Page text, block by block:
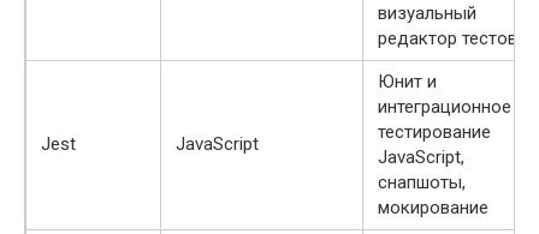
визуальный
редактор тестов
Jest JavaScript
Юнит и
интеграционное
тестирование
JavaScript,
снапшоты,
мокирование